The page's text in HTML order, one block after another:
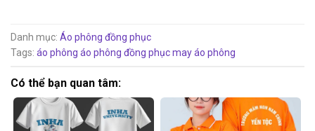
Danh mục: Áo phông đồng phục
Tags: áo phông áo phông đồng phụcmay áo phông
Có thể bạn quan tâm: